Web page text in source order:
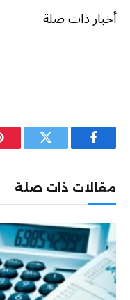
أخبار ذات صلة
فيسبوك تويتر
مقالات ذات صلة